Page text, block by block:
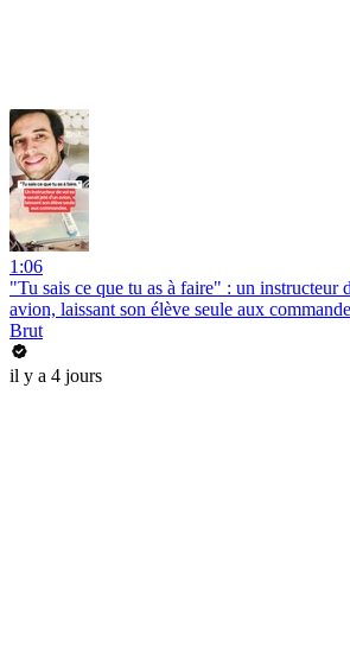
1:06
"Tu sais ce que tu as à faire" : un instructeur
avion, laissant son élève seule aux
Brut
il y a 4 jours